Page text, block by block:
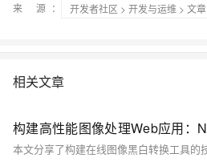
来 源：
开发者社区 > 开发与运维 > 文章
相关文章